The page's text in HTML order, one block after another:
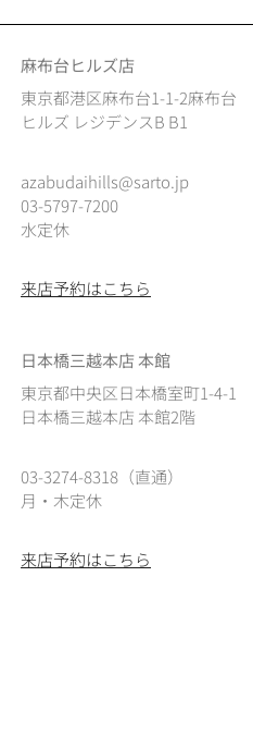
麻布台ヒルズ店
東京都港区麻布台1-1-2麻布台
ヒルズ レジデンスB B1
azabudaihills@sarto.jp
03-5797-7200
水定休
来店予約はこちら
日本橋三越本店 本館
東京都中央区日本橋室町1-4-1
日本橋三越本店 本館2階
03-3274-8318（直通）
月・木定休
来店予約はこちら